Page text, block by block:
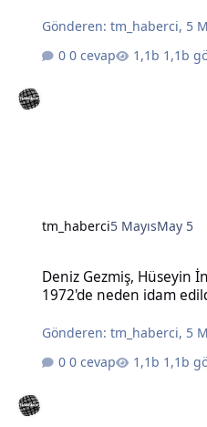
Gönderen:tm_haberci, 5
0 cevap
1,1b
tm_haberci5 MayısMay 5
Deniz Gezmiş, Hüseyin
1972'de neden idam
Gönderen:tm_haberci, 5
0 cevap
1,1b